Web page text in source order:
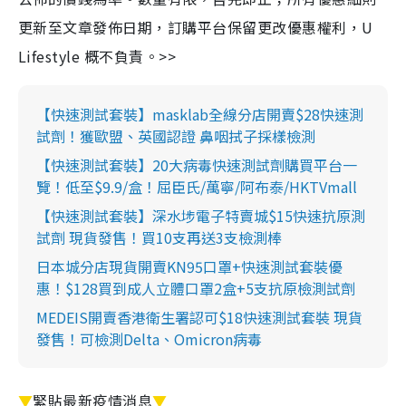
更新至文章發佈日期，訂購平台保留更改優惠權利，U
Lifestyle 概不負責。>>
【快速測試套裝】masklab全線分店開賣$28快速測
試劑！獲歐盟、英國認證 鼻咽拭子採樣檢測
【快速測試套裝】20大病毒快速測試劑購買平台一
覽！低至$9.9/盒！屈臣氏/萬寧/阿布泰/HKTVmall
【快速測試套裝】深水埗電子特賣城$15快速抗原測
試劑 現貨發售！買10支再送3支檢測棒
日本城分店現貨開賣KN95口罩+快速測試套裝優
惠！$128買到成人立體口罩2盒+5支抗原檢測試劑
MEDEIS開賣香港衛生署認可$18快速測試套裝 現貨
發售！可檢測Delta、Omicron病毒
▼緊貼最新疫情消息▼